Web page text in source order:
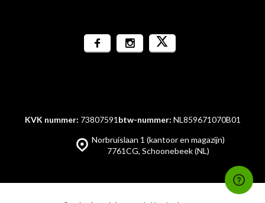
Norbruislaan 1 (kantoor en magazijn)
7761CG, Schoonebeek (NL)
KVK nummer: 73807591 btw-nummer: NL859671070B01